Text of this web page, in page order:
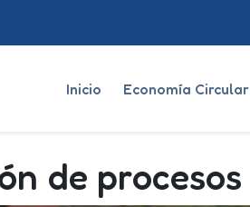
Inicio Economía Circular
de procesos